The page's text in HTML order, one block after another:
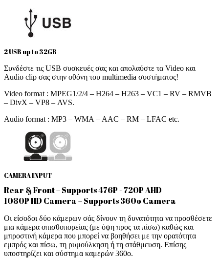
2 USB up to 32GB
Συνδέστε τις USB συσκευές σας και απολαύστε τα Video και
Audio clip σας στην οθόνη του multimedia συστήματος!
Video format : MPEG1/2/4 – H264 – H263 – VC1 – RV – RMVB
– DivX – VP8 – AVS.
Audio format : MP3 – WMA – AAC – RM – LFAC etc.
CAMERA INPUT
Rear & Front – Supports 476P - 720P AHD
1080P HD Camera – Supports 360o Camera
Οι είσοδοι δύο κάμερων σάς δίνουν τη δυνατότητα να προσθέσετε
μια κάμερα οπισθοπορείας (με όψη προς τα πίσω) καθώς και
μπροστινή κάμερα που μπορεί να βοηθήσει με την ορατότητα
εμπρός και πίσω, τη ρυμούλκηση ή τη στάθμευση. Επίσης
υποστηρίζει και σύστημα καμερών 360ο.